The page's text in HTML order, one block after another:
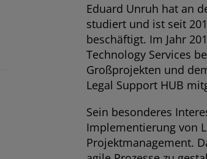
Eduard Unruh hat an
studiert und ist seit
beschäftigt. Im Jahr
Technology Services
Großprojekten und
Legal Support HUB
Sein besonderes
Implementierung von
Projektmanagement.